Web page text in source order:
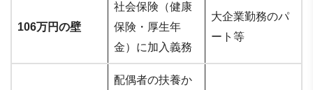
106万円の壁
社会保険（健康
保険・厚生年
金）に加入義務
大企業勤務のパ
ート等
配偶者の扶養か